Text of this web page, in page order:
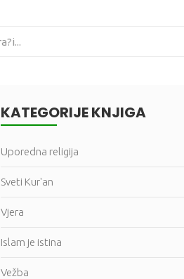
KATEGORIJE KNJIGA
Uporedna religija
Sveti Kur'an
Vjera
Islam je istina
Vežba